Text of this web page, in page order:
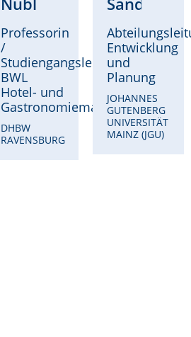
Professorin
/
Studiengangsleitung
BWL
Hotel- und
Gastronomiemanagement
DHBW
RAVENSBURG
Entwicklung
und
Planung
JOHANNES
GUTENBERG
UNIVERSITÄT
MAINZ (JGU)